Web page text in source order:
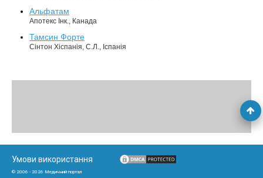
Альфатам
Апотекс Інк., Канада
Тамсин Форте
Сінтон Хіспанія, С.Л., Іспанія
Умови використання
© 2006 - 2026 Медичний портал